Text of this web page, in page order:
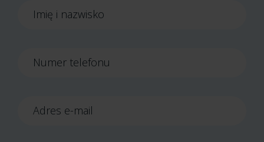
Imię i nazwisko
Numer telefonu
Adres e-mail